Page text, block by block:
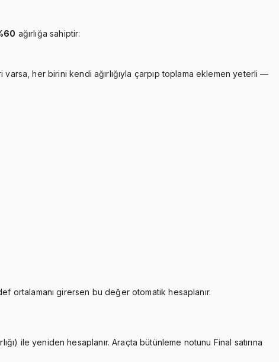
ağırlığa sahiptir:
her birini kendi ağırlığıyla çarpıp toplama eklemen yeterli —
ortalamanı girersen bu değer otomatik hesaplanır.
ile yeniden hesaplanır. Araçta bütünleme notunu Final satırına